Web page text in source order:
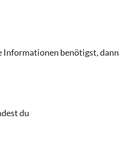
Informationen benötigst, dann
du